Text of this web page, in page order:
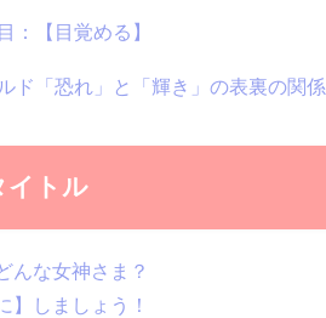
：【目覚める】
ド「恐れ」と「輝き」の表裏の関係
イトル
んな女神さま？
】しましょう！